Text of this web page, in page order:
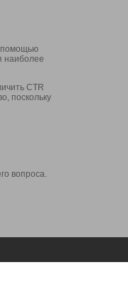
помощью
наиболее
CTR
поскольку
вопроса.